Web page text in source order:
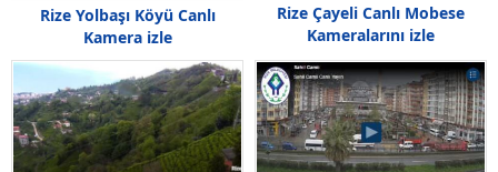
Rize Yolbaşı Köyü Canlı
Kamera izle
Rize Çayeli Canlı Mobese
Kameralarını izle